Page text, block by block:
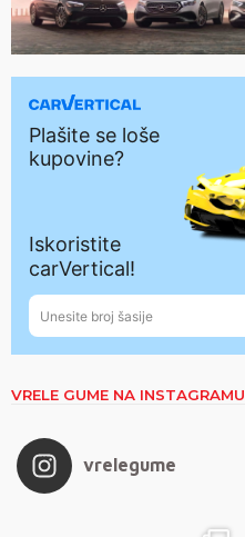
VRELE GUME NA INSTAGRAMU
vrelegume